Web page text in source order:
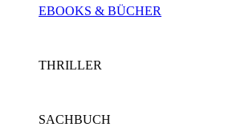
EBOOKS & BÜCHER
THRILLER
SACHBUCH